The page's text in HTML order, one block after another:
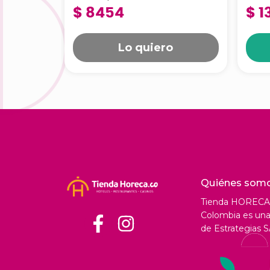
$ 8454
Lo quiero
$
Quiénes
Tienda
Colombia es
de Estrategias